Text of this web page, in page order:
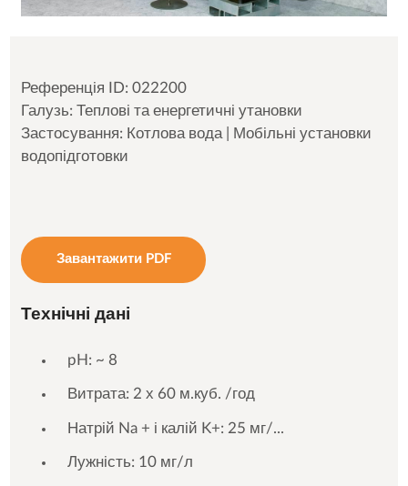
Референція ID: 022200
Галузь: Теплові та енергетичні утановки
Застосування: Котлова вода | Мобільні установки
водопідготовки
Завантажити PDF
Технічні дані
pH: ~ 8
Витрата: 2 х 60 м.куб. /год
Натрій Na + і калій K+: 25 мг/...
Лужність: 10 мг/л